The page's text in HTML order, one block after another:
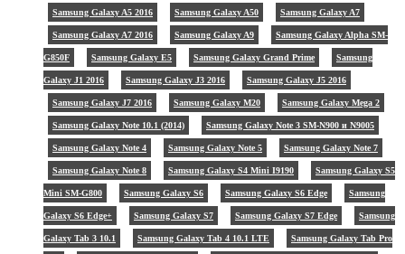
Samsung Galaxy A5 2016 Samsung Galaxy A50 Samsung Galaxy A7
Samsung Galaxy A7 2016 Samsung Galaxy A9 Samsung Galaxy Alpha SM-
G850F Samsung Galaxy E5 Samsung Galaxy Grand Prime Samsung
Galaxy J1 2016 Samsung Galaxy J3 2016 Samsung Galaxy J5 2016
Samsung Galaxy J7 2016 Samsung Galaxy M20 Samsung Galaxy Mega 2
Samsung Galaxy Note 10.1 (2014) Samsung Galaxy Note 3 SM-N900 и N9005
Samsung Galaxy Note 4 Samsung Galaxy Note 5 Samsung Galaxy Note 7
Samsung Galaxy Note 8 Samsung Galaxy S4 Mini I9190 Samsung Galaxy S5
Mini SM-G800 Samsung Galaxy S6 Samsung Galaxy S6 Edge Samsung
Galaxy S6 Edge+ Samsung Galaxy S7 Samsung Galaxy S7 Edge Samsung
Galaxy Tab 3 10.1 Samsung Galaxy Tab 4 10.1 LTE Samsung Galaxy Tab Pro